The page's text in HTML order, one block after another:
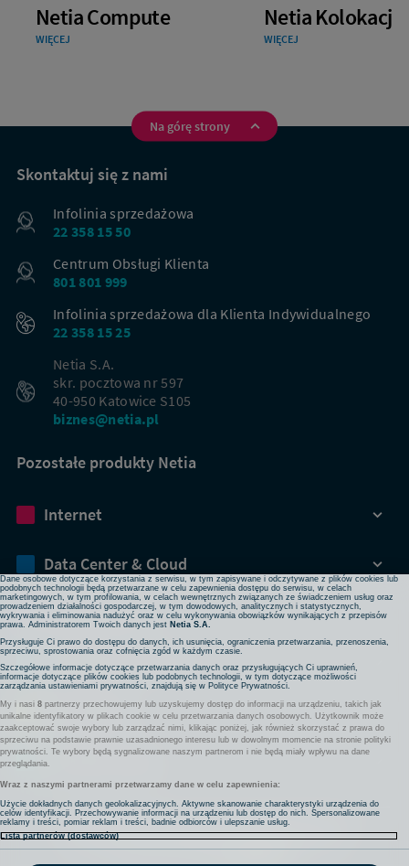
Netia Compute
WIĘCEJ
Netia Kolokacja
WIĘCEJ
Na górę strony
Skontaktuj się z nami
Infolinia sprzedażowa
22 358 15 50
Centrum Obsługi Klienta
801 801 999
Infolinia sprzedażowa dla Klienta Indywidualnego
22 358 15 25
Netia S.A.
skr. pocztowa nr 597
40-950 Katowice S105
biznes@netia.pl
Pozostałe produkty Netia
Internet
Data Center & Cloud
Bezpieczeństwo
Rozwiązania sieciowe
Komunikacja
Pozostałe usługi
Komunikaty Nota prawnaPartnerzyPolityka prywatności
Projekty współfinansowane przez UERegulacja EOG
My i nasi 8 partnerzy przechowujemy lub uzyskujemy dostęp do informacji na urządzeniu, takich jak
unikalne identyfikatory w plikach cookie w celu przetwarzania danych osobowych. Użytkownik może
zaakceptować swoje wybory lub zarządzać nimi, klikając poniżej, jak również skorzystać z prawa do
sprzeciwu na podstawie prawnie uzasadnionego interesu lub w dowolnym momencie na stronie polityki
prywatności. Te wybory będą sygnalizowane naszym partnerom i nie będą miały wpływu na dane
przeglądania.
Używamy plików cookies lub podobnych technologii w celu zapewnienia Ci dostępu do serwisu,
usprawniania jego działania, profilowania i wyświetlania treści dopasowanych do Twoich potrzeb. W
może spowodować brak dostępu do niektórych funkcji serwisu.
Dane osobowe dotyczące korzystania z serwisu, w tym zapisywane i odczytywane z plików cookies lub
podobnych technologii będą przetwarzane w celu zapewnienia dostępu do serwisu, w celach
marketingowych, w tym profilowania, w celach wewnętrznych związanych ze świadczeniem usług oraz
prowadzeniem działalności gospodarczej, w tym dowodowych, analitycznych i statystycznych,
wykrywania i eliminowania nadużyć oraz w celu wykonywania obowiązków wynikających z przepisów
prawa. Administratorem Twoich danych jest Netia S.A.
Przysługuje Ci prawo do dostępu do danych, ich usunięcia, ograniczenia przetwarzania, przenoszenia,
sprzeciwu, sprostowania oraz cofnięcia zgód w każdym czasie.
Szczegółowe informacje dotyczące przetwarzania danych oraz przysługujących Ci uprawnień,
informacje dotyczące plików cookies lub podobnych technologii, w tym dotyczące możliwości
zarządzania ustawieniami prywatności, znajdują się w Polityce Prywatności.
Wraz z naszymi partnerami przetwarzamy dane w celu zapewnienia:
Użycie dokładnych danych geolokalizacyjnych. Aktywne skanowanie charakterystyki urządzenia do
celów identyfikacji. Przechowywanie informacji na urządzeniu lub dostęp do nich. Spersonalizowane
reklamy i treści, pomiar reklam i treści, badnie odbiorców i ulepszanie usług.
Lista partnerów (dostawców)